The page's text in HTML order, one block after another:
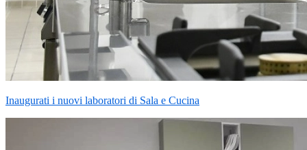
Inaugurati i nuovi laboratori di Sala e Cucina